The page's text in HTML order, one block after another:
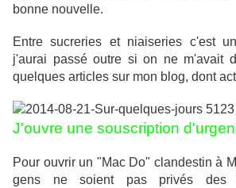
bonne nouvelle.
Entre sucreries et niaiseries c'est
j'aurai passé outre si on ne m'avait
quelques articles sur mon blog, dont
J'ouvre une souscription
Pour ouvrir un "Mac Do" clandestin à
gens ne soient pas privés des